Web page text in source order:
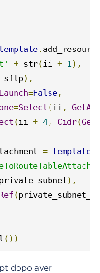
template .
+ str(ii + 1 ),
),
=False ,
=Select (ii ,
(ii + 4 , Cidr(
= template
private_subnet ),
Ref (
())
dopo aver